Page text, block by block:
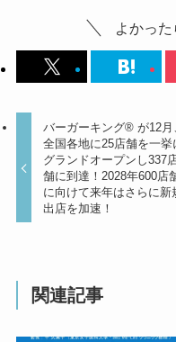
よかった
バーガーキング® が12月
全国各地に25店舗を一挙
グランドオープンし337
舗に到達！2028年600店
に向けて来年はさらに新
出店を加速！
関連記事